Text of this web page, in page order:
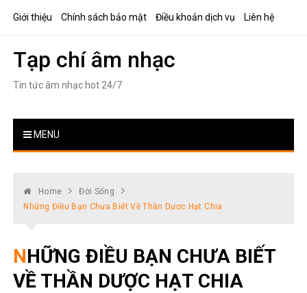
Giới thiệu Chính sách bảo mật Điều khoản dịch vụ Liên hệ
Tạp chí âm nhạc
Tin tức âm nhạc hot 24/7
MENU
Home
Đời Sống
Những Điều Bạn Chưa Biết Về Thần Dược Hạt Chia
NHỮNG ĐIỀU BẠN CHƯA BIẾT
VỀ THẦN DƯỢC HẠT CHIA